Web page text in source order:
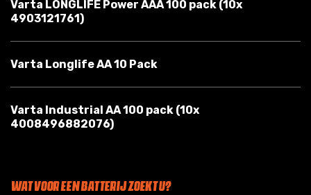
Varta LONGLIFE Power AAA 100 pack (10x
4903121761)
Varta Longlife AA 10 Pack
Varta Industrial AA 100 pack (10x
4008496882076)
WAT VOOR EEN BATTERIJ ZOEKT U?